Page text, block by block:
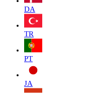
DA
TR
PT
JA